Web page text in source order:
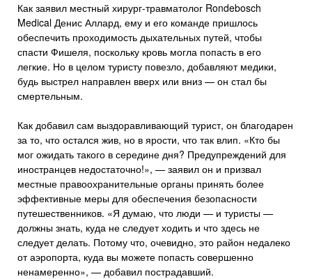
Как заявил местный хирург-травматолог Rondebosch
Medical Денис Аллард, ему и его команде пришлось
обеспечить проходимость дыхательных путей, чтобы
спасти Фишеля, поскольку кровь могла попасть в его
легкие. Но в целом туристу повезло, добавляют медики,
будь выстрел направлен вверх или вниз — он стал бы
смертельным.
Как добавил сам выздоравливающий турист, он благодарен
за то, что остался жив, но в ярости, что так влип. «Кто бы
мог ожидать такого в середине дня? Предупреждений для
иностранцев недостаточно!», — заявил он и призвал
местные правоохранительные органы принять более
эффективные меры для обеспечения безопасности
путешественников. «Я думаю, что люди — и туристы —
должны знать, куда не следует ходить и что здесь не
следует делать. Потому что, очевидно, это район недалеко
от аэропорта, куда вы можете попасть совершенно
ненамеренно», — добавил пострадавший.